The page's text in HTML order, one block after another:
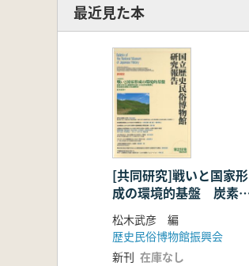
最近見た本
[共同研究]戦いと国家形
成の環境的基盤 炭素
14年代と酸素同位体に
よる古気候復原と社会統
合過程との比較照合
松木武彦 編
歴史民俗博物館振興会
新刊 在庫なし